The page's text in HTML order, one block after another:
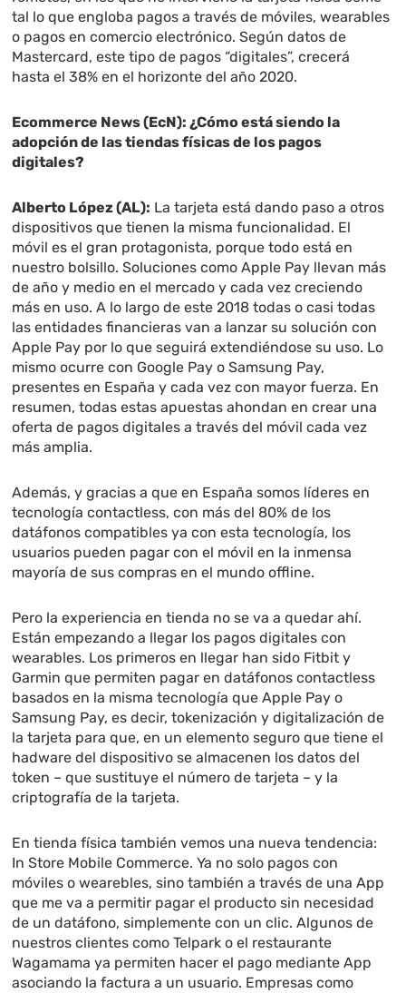
tal lo que engloba pagos a través de móviles, wearables
o pagos en comercio electrónico. Según datos de
Mastercard, este tipo de pagos “digitales”, crecerá
hasta el 38% en el horizonte del año 2020.
Ecommerce News (EcN): ¿Cómo está siendo la
adopción de las tiendas físicas de los pagos
digitales?
Alberto López (AL): La tarjeta está dando paso a otros
dispositivos que tienen la misma funcionalidad. El
móvil es el gran protagonista, porque todo está en
nuestro bolsillo. Soluciones como Apple Pay llevan más
de año y medio en el mercado y cada vez creciendo
más en uso. A lo largo de este 2018 todas o casi todas
las entidades financieras van a lanzar su solución con
Apple Pay por lo que seguirá extendiéndose su uso. Lo
mismo ocurre con Google Pay o Samsung Pay,
presentes en España y cada vez con mayor fuerza. En
resumen, todas estas apuestas ahondan en crear una
oferta de pagos digitales a través del móvil cada vez
más amplia.
Además, y gracias a que en España somos líderes en
tecnología contactless, con más del 80% de los
datáfonos compatibles ya con esta tecnología, los
usuarios pueden pagar con el móvil en la inmensa
mayoría de sus compras en el mundo offline.
Pero la experiencia en tienda no se va a quedar ahí.
Están empezando a llegar los pagos digitales con
wearables. Los primeros en llegar han sido Fitbit y
Garmin que permiten pagar en datáfonos contactless
basados en la misma tecnología que Apple Pay o
Samsung Pay, es decir, tokenización y digitalización de
la tarjeta para que, en un elemento seguro que tiene el
hadware del dispositivo se almacenen los datos del
token – que sustituye el número de tarjeta – y la
criptografía de la tarjeta.
En tienda física también vemos una nueva tendencia:
In Store Mobile Commerce. Ya no solo pagos con
móviles o wearebles, sino también a través de una App
que me va a permitir pagar el producto sin necesidad
de un datáfono, simplemente con un clic. Algunos de
nuestros clientes como Telpark o el restaurante
Wagamama ya permiten hacer el pago mediante App
asociando la factura a un usuario. Empresas como